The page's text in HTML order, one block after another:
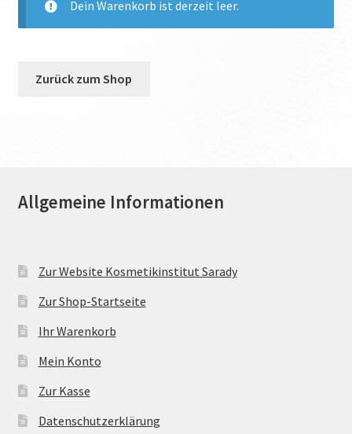
Dein Warenkorb ist derzeit leer.
Zurück zum Shop
Allgemeine Informationen
Zur Website Kosmetikinstitut Sarady
Zur Shop-Startseite
Ihr Warenkorb
Mein Konto
Zur Kasse
Datenschutzerklärung